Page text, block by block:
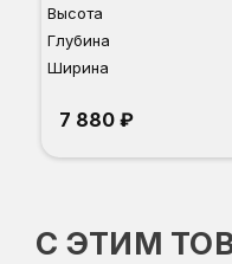
Высота
Глубина
Ширина
7 880 ₽
С ЭТИМ